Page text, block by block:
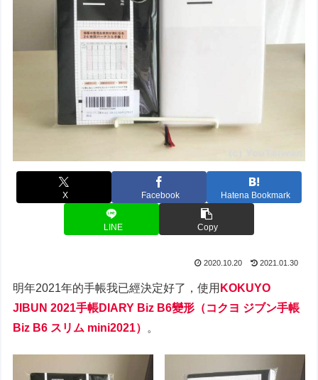
X Facebook Hatena Bookmark
LINE Copy
2020.10.20 2021.01.30
明年2021年的手帳我已經決定好了，使用 KOKUYO
JIBUN 2021手帳DIARY Biz B6變形（コクヨ ジブン⼿帳
Biz B6 スリム mini2021） 。